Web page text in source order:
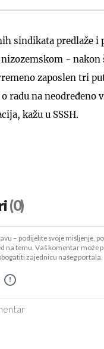
sindikata predlaže i
- nakon
zaposlen tri
radu na neodređeno
kažu u SSSH.
(0)
– podijelite svoje mišljenje,
na temu. Vaš komentar može
zajednicu našeg portala.
!